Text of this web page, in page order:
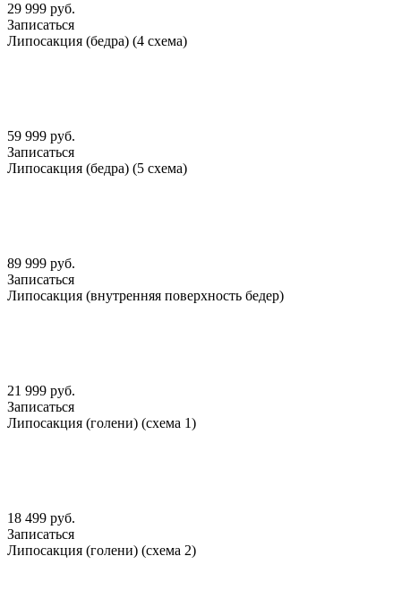
29 999 руб.
Записаться
Липосакция (бедра) (4 схема)
59 999 руб.
Записаться
Липосакция (бедра) (5 схема)
89 999 руб.
Записаться
Липосакция (внутренняя поверхность бедер)
21 999 руб.
Записаться
Липосакция (голени) (схема 1)
18 499 руб.
Записаться
Липосакция (голени) (схема 2)